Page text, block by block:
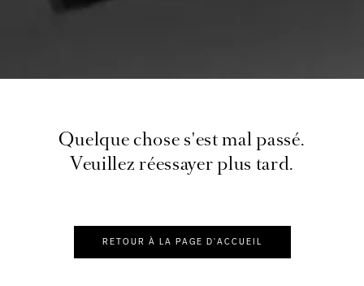
Quelque chose s'est mal passé.
Veuillez réessayer plus tard.
RETOUR À LA PAGE D'ACCUEIL